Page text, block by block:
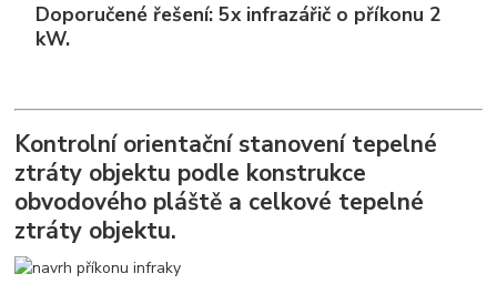
Doporučené řešení: 5x infrazářič o příkonu 2
kW.
Kontrolní orientační stanovení tepelné
ztráty objektu podle konstrukce
obvodového pláště a celkové tepelné
ztráty objektu.